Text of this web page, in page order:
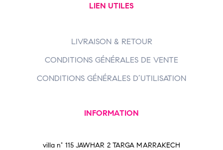
LIEN UTILES
LIVRAISON & RETOUR
CONDITIONS GÉNÉRALES DE VENTE
CONDITIONS GÉNÉRALES D’UTILISATION
INFORMATION
villa n° 115 JAWHAR 2 TARGA MARRAKECH